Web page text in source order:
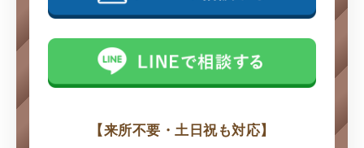
【来所不要・土日祝も対応】